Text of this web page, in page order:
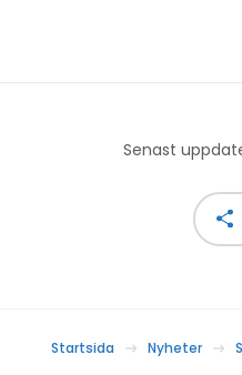
Senast
Startsida Nyheter